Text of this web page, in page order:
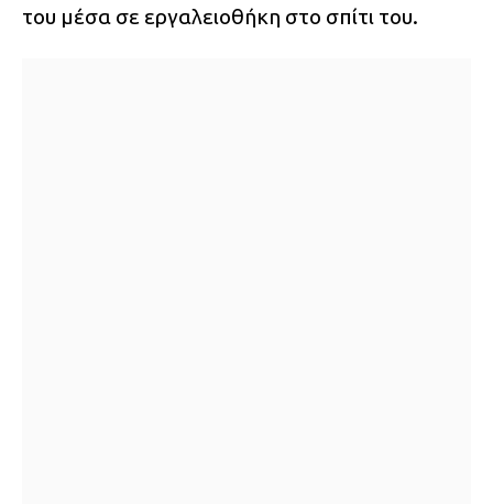
του μέσα σε εργαλειοθήκη στο σπίτι του.